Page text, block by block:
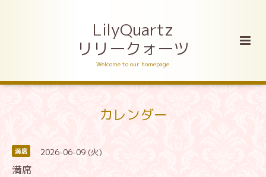
LilyQuartz
リリークォーツ
Welcome to our homepage
カレンダー
満席 2026-06-09 (火)
満席